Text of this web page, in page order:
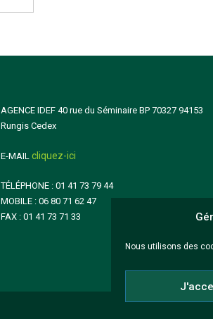
Nous utilisons des
AGENCE IDEF 40 rue du Séminaire BP 70327 94153
Rungis Cedex
E-MAIL cliquez-ici
TÉLÉPHONE : 01 41 73 79 44
MOBILE : 06 80 71 62 47
FAX : 01 41 73 71 33